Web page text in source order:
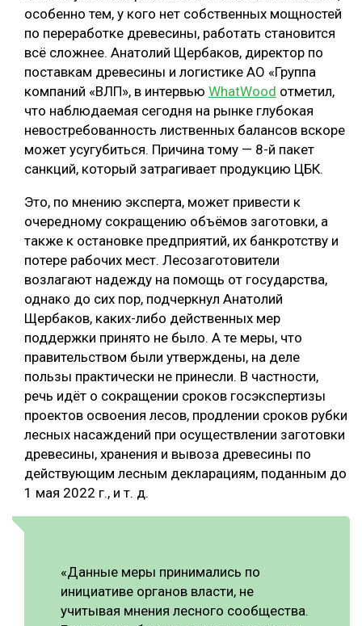
КОМПЛЕКСНАЯ ПЕРЕРАБОТКА
ЛЕСОПИЛЕНИЕ
ДЕРЕВЯННОЕ ДОМОСТРОЕНИЕ
БЕЗОПАСНОЕ ПРОИЗВОДСТВО
СОРТИРОВКА ДРЕВЕСИНЫ
СУШКА ДРЕВЕСИНЫ
МЕБЕЛЬНОЕ ПРОИЗВОДСТВО
особенно тем, у кого нет собственных мощностей
по переработке древесины, работать становится
всё сложнее. Анатолий Щербаков, директор по
поставкам древесины и логистике АО «Группа
компаний «ВЛП», в интервью WhatWood отметил,
что наблюдаемая сегодня на рынке глубокая
невостребованность лиственных балансов вскоре
может усугубиться. Причина тому — 8-й пакет
санкций, который затрагивает продукцию ЦБК.
Это, по мнению эксперта, может привести к
очередному сокращению объёмов заготовки, а
также к остановке предприятий, их банкротству и
потере рабочих мест. Лесозаготовители
возлагают надежду на помощь от государства,
однако до сих пор, подчеркнул Анатолий
Щербаков, каких-либо действенных мер
поддержки принято не было. А те меры, что
правительством были утверждены, на деле
пользы практически не принесли. В частности,
речь идёт о сокращении сроков госэкспертизы
проектов освоения лесов, продлении сроков рубки
лесных насаждений при осуществлении заготовки
древесины, хранения и вывоза древесины по
действующим лесным декларациям, поданным до
1 мая 2022 г., и т. д.
«Данные меры принимались по
инициативе органов власти, не
учитывая мнения лесного сообщества.